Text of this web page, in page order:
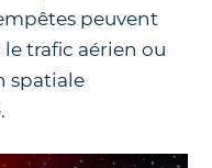
peuvent
trafic aérien ou
spatiale